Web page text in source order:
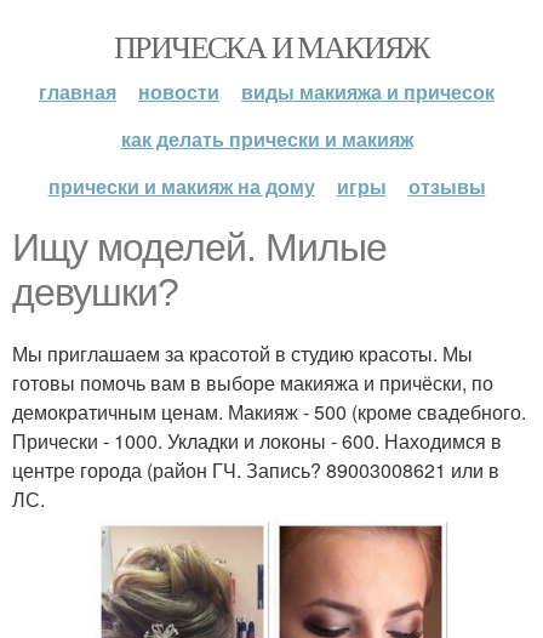
ПРИЧЕСКА И МАКИЯЖ
главная новости
виды макияжа и причесок
как делать прически и макияж
прически и макияж на дому
игры отзывы
Ищу моделей. Милые
девушки?
Мы приглашаем за красотой в студию красоты. Мы
готовы помочь вам в выборе макияжа и причёски, по
демократичным ценам. Макияж - 500 (кроме свадебного.
Прически - 1000. Укладки и локоны - 600. Находимся в
центре города (район ГЧ. Запись? 89003008621 или в
ЛС.